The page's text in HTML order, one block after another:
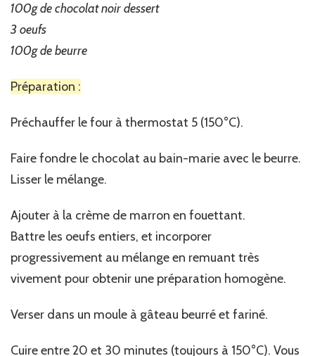
100g de chocolat noir dessert
3 oeufs
100g de beurre
Préparation :
Préchauffer le four à thermostat 5 (150°C).
Faire fondre le chocolat au bain-marie avec le beurre.
Lisser le mélange.
Ajouter à la crème de marron en fouettant.
Battre les oeufs entiers, et incorporer
progressivement au mélange en remuant très
vivement pour obtenir une préparation homogène.
Verser dans un moule à gâteau beurré et fariné.
Cuire entre 20 et 30 minutes (toujours à 150°C). Vous